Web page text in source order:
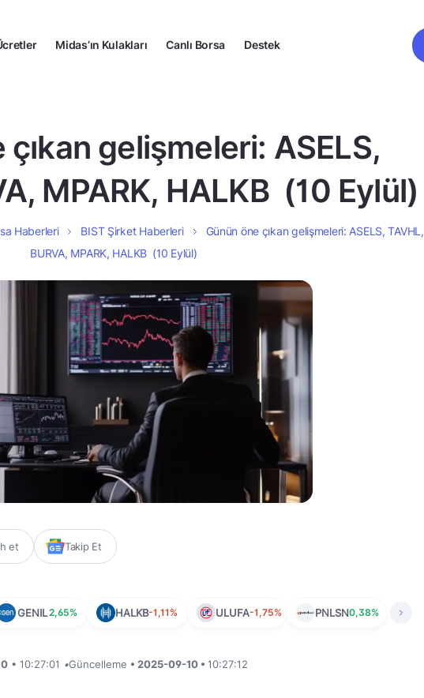
Midas’ın Kulakları Canlı Borsa Destek
çıkan gelişmeleri: ASELS,
MPARK, HALKB (10 Eylül)
Haberleri BIST Şirket Haberleri
Günün öne çıkan gelişmeleri: ASELS, TAVHL,
BURVA, MPARK, HALKB (10 Eylül)
et Takip Et
GENIL2,65% HALKB-1,11% ULUFA-1,75% PNLSN0,38%
• 10:27:01 •Güncelleme • 2025-09-10 • 10:27:12